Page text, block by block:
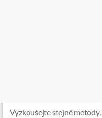
Vyzkoušejte stejné